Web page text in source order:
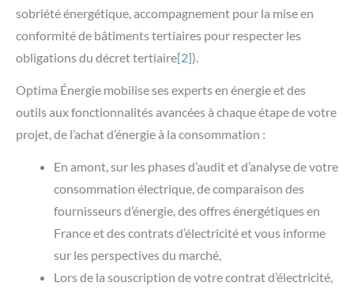
sobriété énergétique, accompagnement pour la mise en
conformité de bâtiments tertiaires pour respecter les
obligations du décret tertiaire[2]).
Optima Énergie mobilise ses experts en énergie et des
outils aux fonctionnalités avancées à chaque étape de votre
projet, de l’achat d’énergie à la consommation :
En amont, sur les phases d’audit et d’analyse de votre
consommation électrique, de comparaison des
fournisseurs d’énergie, des offres énergétiques en
France et des contrats d’électricité et vous informe
sur les perspectives du marché,
Lors de la souscription de votre contrat d’électricité,